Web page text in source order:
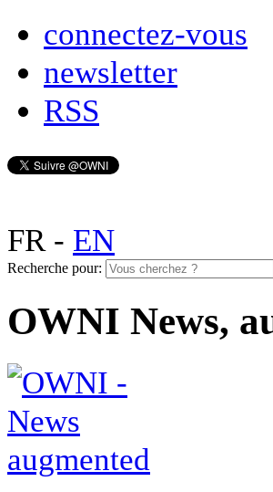
connectez-vous
newsletter
RSS
FR- EN
Recherche pour:
OWNI News,